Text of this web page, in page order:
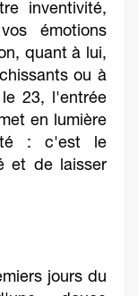
inventivité,
émotions
quant à lui,
ou à
23, l'entrée
en lumière
: c'est le
et de laisser
jours du